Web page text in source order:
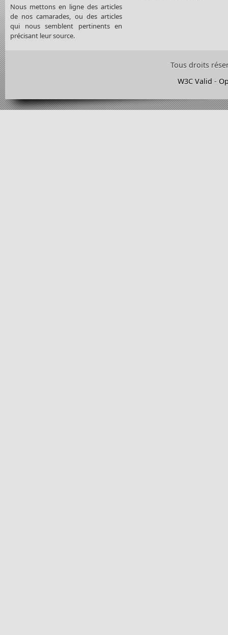
Nous mettons en ligne des articles
de nos camarades, ou des articles
qui nous semblent pertinents en
précisant leur source.
Tous droits
W3C Valid -